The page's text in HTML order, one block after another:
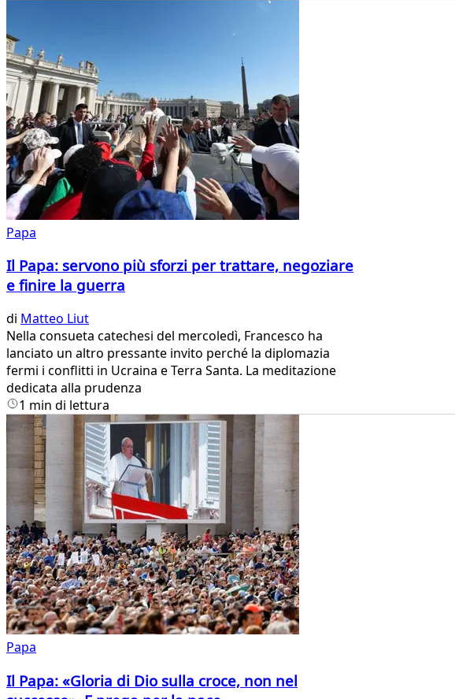
Papa
Il Papa: servono più sforzi per trattare, negoziare
e finire la guerra
di Matteo Liut
Nella consueta catechesi del mercoledì, Francesco ha
lanciato un altro pressante invito perché la diplomazia
fermi i conflitti in Ucraina e Terra Santa. La meditazione
dedicata alla prudenza
1 min di lettura
Papa
Il Papa: «Gloria di Dio sulla croce, non nel